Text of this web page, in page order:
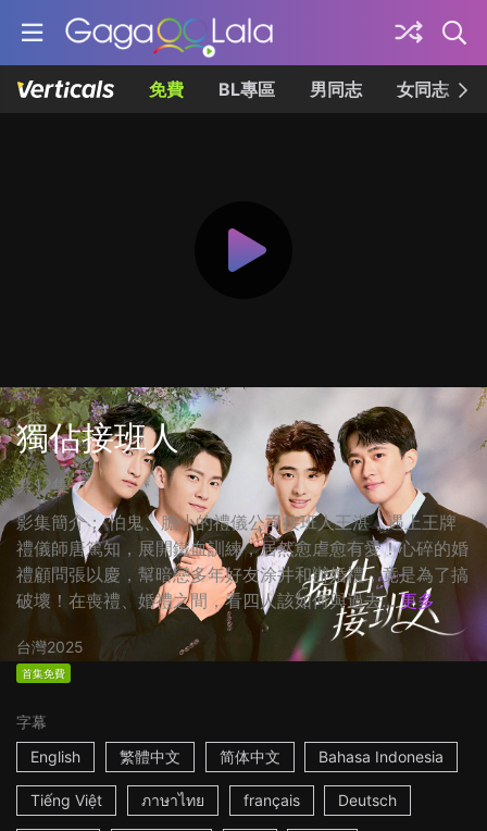
免費 BL專區 男同志 女同志
獨佔接班人
共12集
影集簡介： 怕鬼、膽小的禮儀公司接班人王湛，遇上王牌
禮儀師唐篤知，展開鐵血訓練，居然愈虐愈有愛！心碎的婚
禮顧問張以慶，幫暗戀多年好友涂井和辦婚禮，竟是為了搞
破壞！在喪禮、婚禮之間，看四人該如何與過去... 更多
台灣2025
首集免費
字幕
English
繁體中文 简体中文 Bahasa Indonesia
Tiếng Việt ภาษาไทย français Deutsch